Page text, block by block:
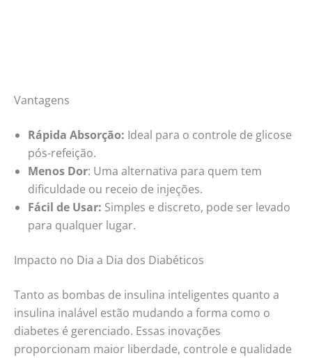
Vantagens
Rápida Absorção: Ideal para o controle de glicose
pós-refeição.
Menos Dor: Uma alternativa para quem tem
dificuldade ou receio de injeções.
Fácil de Usar: Simples e discreto, pode ser levado
para qualquer lugar.
Impacto no Dia a Dia dos Diabéticos
Tanto as bombas de insulina inteligentes quanto a
insulina inalável estão mudando a forma como o
diabetes é gerenciado. Essas inovações
proporcionam maior liberdade, controle e qualidade